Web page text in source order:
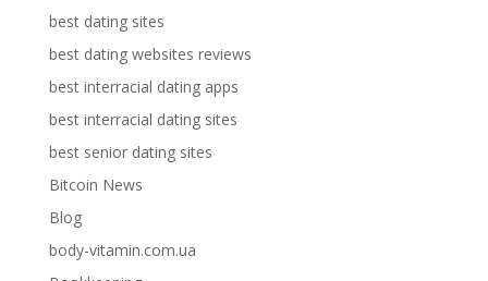
best dating sites
best dating websites reviews
best interracial dating apps
best interracial dating sites
best senior dating sites
Bitcoin News
Blog
body-vitamin.com.ua